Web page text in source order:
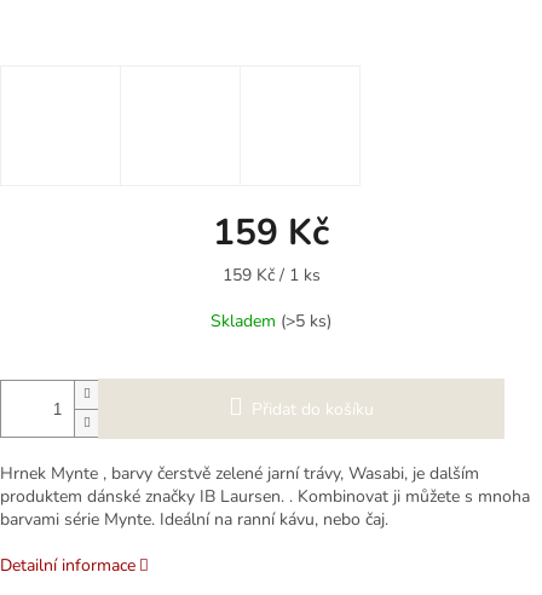
159 Kč
Měrná
159 Kč / 1 ks
Skladem (>5 ks)
Přidat do košíku
Hrnek Mynte , barvy čerstvě zelené jarní trávy, Wasabi, je dalším
produktem dánské značky IB Laursen. . Kombinovat ji můžete s mnoha
barvami série Mynte. Ideální na ranní kávu, nebo čaj.
Detailní informace